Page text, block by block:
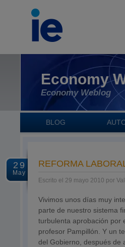
Economy
Economy Weblog
BLOG
29
May
REFORMA
Escrito el 29 mayo 2010 por
Vivimos unos días muy
parte de nuestro sistema
turbulenta aprobación por
profesor Pampillón. Y un
del Gobierno, después de